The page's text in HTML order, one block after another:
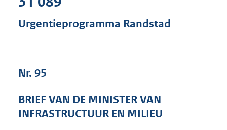
s
e
:
Urgentieprogramma Randstad
Nr. 95
BRIEF VAN DE MINISTER VAN
INFRASTRUCTUUR EN MILIEU